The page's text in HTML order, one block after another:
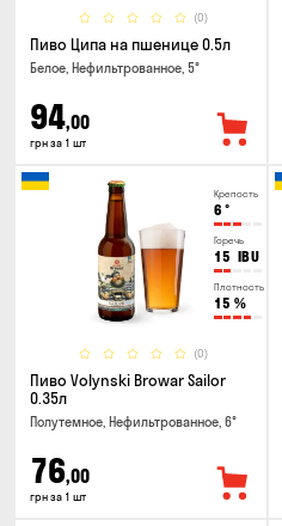
(0)
Пиво Ципа на пшенице 0.5л
Белое, Нефильтрованное, 5°
94,00
грн за 1 шт
Крепость
6 °
Горечь
15 IBU
Плотность
15 %
(0)
Пиво Volynski Browar Sailor
0.35л
Полутемное, Нефильтрованное, 6°
76,00
грн за 1 шт